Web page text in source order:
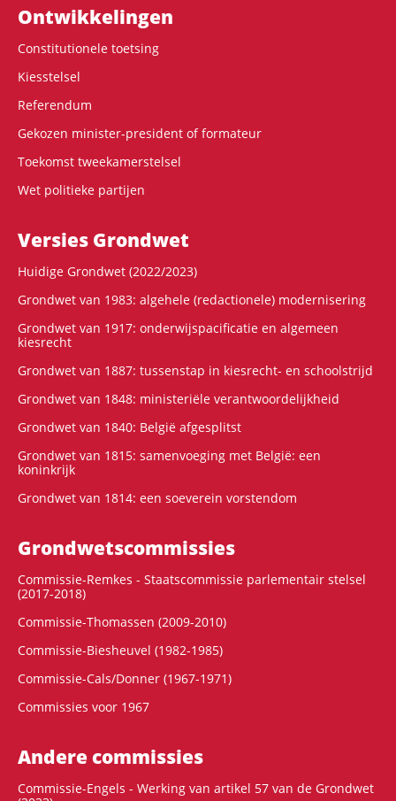
Ontwikke­lingen
Constitutionele toetsing
Kiesstelsel
Referendum
Gekozen minister-president of formateur
Toekomst tweekamerstelsel
Wet politieke partijen
Versies Grondwet
Huidige Grondwet (2022/2023)
Grondwet van 1983: algehele (redactionele) modernisering
Grondwet van 1917: onderwijspacificatie en algemeen
kiesrecht
Grondwet van 1887: tussenstap in kiesrecht- en schoolstrijd
Grondwet van 1848: ministeriële verantwoordelijkheid
Grondwet van 1840: België afgesplitst
Grondwet van 1815: samenvoeging met België: een
koninkrijk
Grondwet van 1814: een soeverein vorstendom
Grondwets­commissies
Commissie-Remkes - Staatscommissie parlementair stelsel
(2017-2018)
Commissie-Thomassen (2009-2010)
Commissie-Biesheuvel (1982-1985)
Commissie-Cals/Donner (1967-1971)
Commissies voor 1967
Andere commissies
Commissie-Engels - Werking van artikel 57 van de Grondwet